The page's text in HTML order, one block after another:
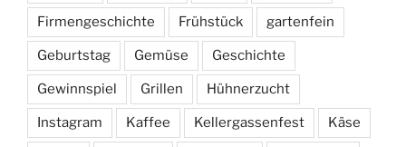
Firmengeschichte Frühstück gartenfein
Geburtstag Gemüse Geschichte
Gewinnspiel Grillen Hühnerzucht
Instagram Kaffee Kellergassenfest Käse